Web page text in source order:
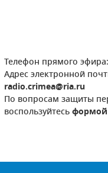
Телефон прямого эфира:
Адрес электронной
radio.crimea@ria.ru
По вопросам защиты
воспользуйтесьформой